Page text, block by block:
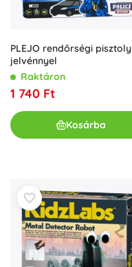
PLEJO rendőrségi pisztoly
jelvénnyel
Raktáron
1 740 Ft
Kosárba